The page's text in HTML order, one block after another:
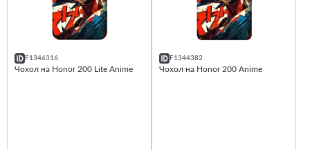
F1346316
Чохол на Honor 200 Lite Anime
F1344382
Чохол на Honor 200 Anime